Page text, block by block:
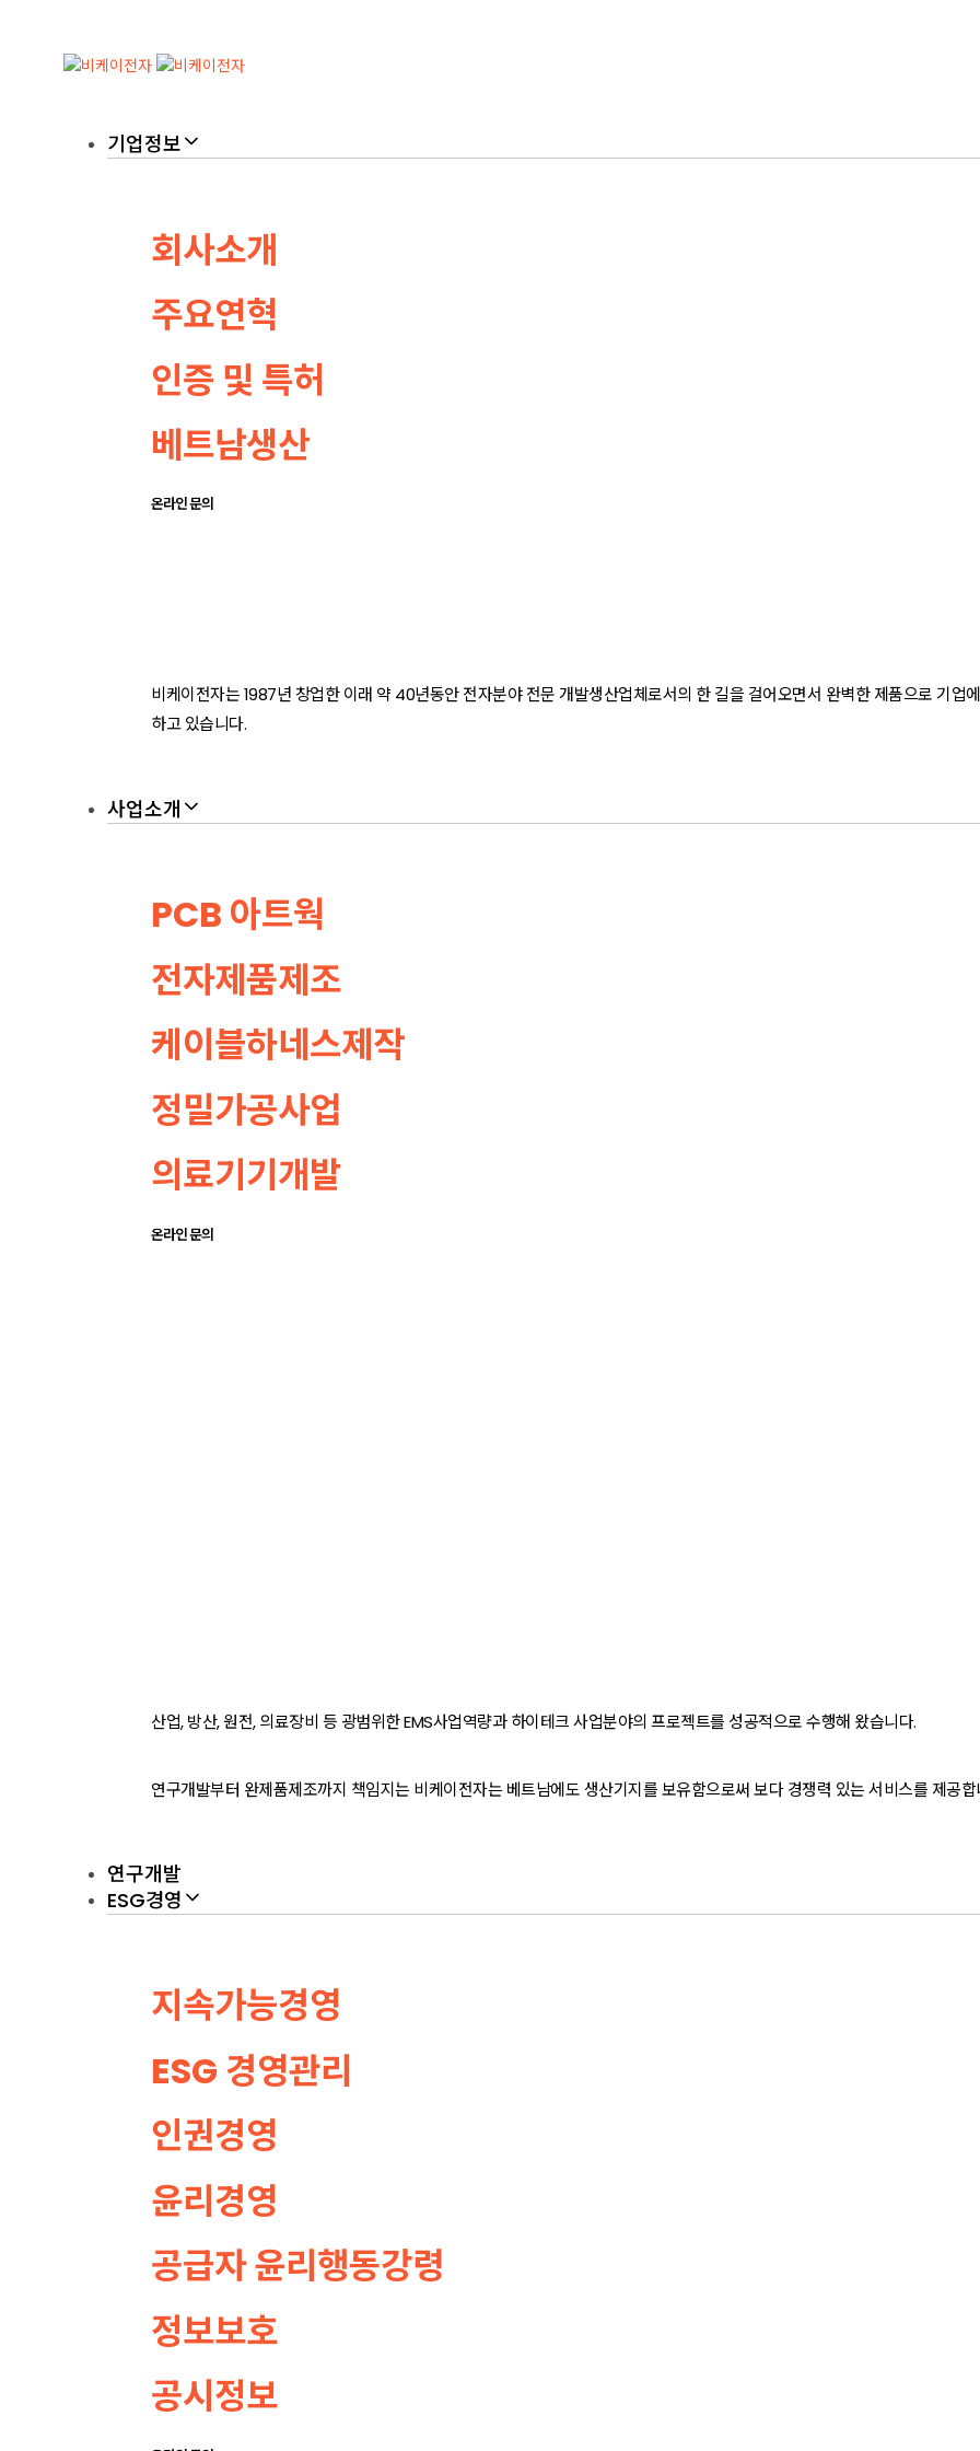
primary
기업정보
회사소개
주요연혁
인증 및 특허
베트남생산
온라인 문의
비케이전자는 1987년 창업한 이래 약 40년동안 전자분야 전문 개발생산업체로서의 한 길을 걸어오면서 완벽한 제품으로 기업
하고 있습니다.
사업소개
PCB 아트웍
전자제품제조
케이블하네스제작
정밀가공사업
의료기기개발
온라인 문의
산업, 방산, 원전, 의료장비 등 광범위한 EMS사업역량과 하이테크 사업분야의 프로젝트를 성공적으로 수행해 왔습니다.
연구개발부터 완제품제조까지 책임지는 비케이전자는 베트남에도 생산기지를 보유함으로써 보다 경쟁력 있는 서비스를 제공합
연구개발
ESG경영
지속가능경영
ESG 경영관리
인권경영
윤리경영
공급자 윤리행동강령
정보보호
공시정보